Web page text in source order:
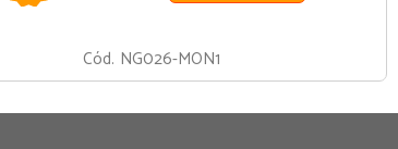
Cód. NG026-MON1